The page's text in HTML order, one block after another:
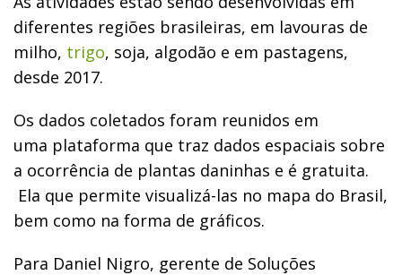
diferentes regiões brasileiras, em lavouras de
milho, trigo, soja, algodão e em pastagens,
desde 2017.
Os dados coletados foram reunidos em
uma plataforma que traz dados espaciais sobre
a ocorrência de plantas daninhas e é gratuita.
Ela que permite visualizá-las no mapa do Brasil,
bem como na forma de gráficos.
Para Daniel Nigro, gerente de Soluções